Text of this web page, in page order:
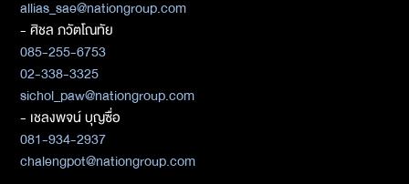
allias_sae@nationgroup.com
- ศิชล ภวัตโณทัย
085-255-6753
02-338-3325
sichol_paw@nationgroup.com
- เชลงพจน์ บุญซื่อ
081-934-2937
chalengpot@nationgroup.com